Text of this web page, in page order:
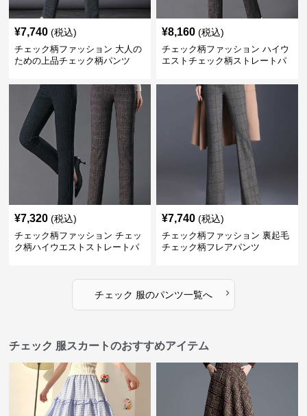
¥7,740 (税込)
チェック柄ファッション 大人の
ための上品チェック柄パンツ
¥8,160 (税込)
チェック柄ファッション ハイウ
エストチェック柄ストレートパ
¥7,320 (税込)
チェック柄ファッション チェッ
ク柄ハイウエストストレートパ
¥7,740 (税込)
チェック柄ファッション 裏起毛
チェック柄フレアパンツ
チェック 服のパンツ一覧へ ›
チェック 服スカートのおすすめアイテム